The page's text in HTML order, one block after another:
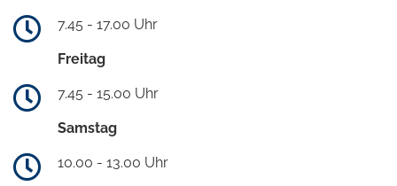
7.45 - 17.00 Uhr
Freitag
7.45 - 15.00 Uhr
Samstag
10.00 - 13.00 Uhr